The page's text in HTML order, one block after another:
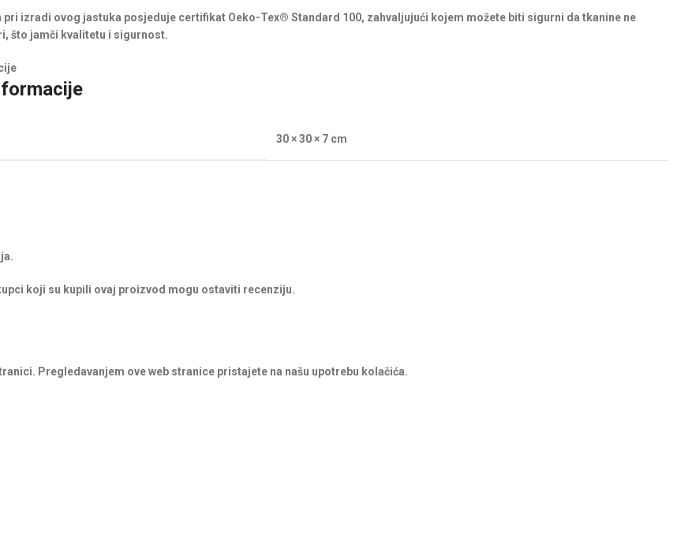
pri izradi ovog jastuka posjeduje certifikat Oeko-Tex® Standard 100, zahvaljujući kojem možete biti sigurni da tkanine ne
što jamči kvalitetu i sigurnost.
30 × 30 × 7 cm
koji su kupili ovaj proizvod mogu ostaviti recenziju.
Pregledavanjem ove web stranice pristajete na našu upotrebu kolačića.